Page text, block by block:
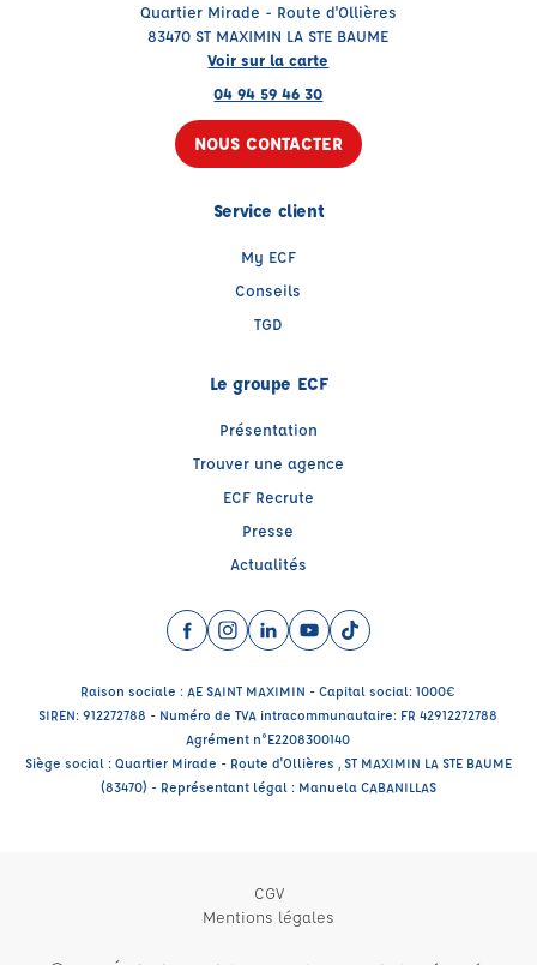
Quartier Mirade - Route d'Ollières
83470 ST MAXIMIN LA STE BAUME
Voir sur la carte
04 94 59 46 30
NOUS CONTACTER
Service client
My ECF
Conseils
TGD
Le groupe ECF
Présentation
Trouver une agence
ECF Recrute
Presse
Actualités
Facebook (nouvelle fenêtre)
Instagram (nouvelle fenêtre)
LinkedIn (nouvelle fenêtre)
YouTube (nouvelle fenêtre)
TikTok (nouvelle
Raison sociale : AE SAINT MAXIMIN - Capital social: 1000€
SIREN: 912272788 - Numéro de TVA intracommunautaire: FR 42912272788
Agrément n°E2208300140
Siège social : Quartier Mirade - Route d'Ollières , ST MAXIMIN LA STE BAUME
(83470) - Représentant légal : Manuela CABANILLAS
CGV
Mentions légales